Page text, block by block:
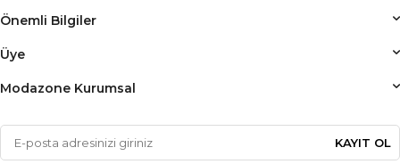
Önemli Bilgiler
Üye
Modazone Kurumsal
KAYIT OL